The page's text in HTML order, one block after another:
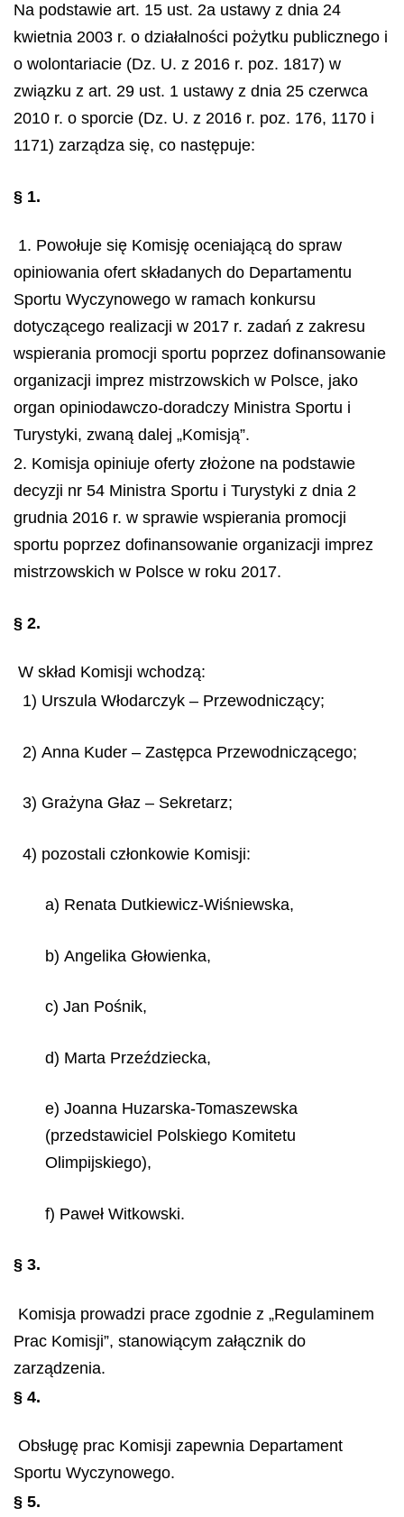
Na podstawie art. 15 ust. 2a ustawy z dnia 24
kwietnia 2003 r. o działalności pożytku publicznego i
o wolontariacie (Dz. U. z 2016 r. poz. 1817) w
związku z art. 29 ust. 1 ustawy z dnia 25 czerwca
2010 r. o sporcie (Dz. U. z 2016 r. poz. 176, 1170 i
1171) zarządza się, co następuje:
§ 1.
1. Powołuje się Komisję oceniającą do spraw
opiniowania ofert składanych do Departamentu
Sportu Wyczynowego w ramach konkursu
dotyczącego realizacji w 2017 r. zadań z zakresu
wspierania promocji sportu poprzez dofinansowanie
organizacji imprez mistrzowskich w Polsce, jako
organ opiniodawczo-doradczy Ministra Sportu i
Turystyki, zwaną dalej „Komisją”.
2. Komisja opiniuje oferty złożone na podstawie
decyzji nr 54 Ministra Sportu i Turystyki z dnia 2
grudnia 2016 r. w sprawie wspierania promocji
sportu poprzez dofinansowanie organizacji imprez
mistrzowskich w Polsce w roku 2017.
§ 2.
W skład Komisji wchodzą:
1) Urszula Włodarczyk – Przewodniczący;
2) Anna Kuder – Zastępca Przewodniczącego;
3) Grażyna Głaz – Sekretarz;
4) pozostali członkowie Komisji:
a) Renata Dutkiewicz-Wiśniewska,
b) Angelika Głowienka,
c) Jan Pośnik,
d) Marta Przeździecka,
e) Joanna Huzarska-Tomaszewska
(przedstawiciel Polskiego Komitetu
Olimpijskiego),
f) Paweł Witkowski.
§ 3.
Komisja prowadzi prace zgodnie z „Regulaminem
Prac Komisji”, stanowiącym załącznik do
zarządzenia.
§ 4.
Obsługę prac Komisji zapewnia Departament
Sportu Wyczynowego.
§ 5.